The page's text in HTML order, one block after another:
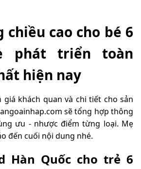
chiều cao cho bé 6
phát triển toàn
hiện nay
khách quan và chi tiết cho sản
sẽ tổng hợp thông
ưu - nhược điểm từng loại. Mẹ
đến cuối nội dung nhé.
Hàn Quốc cho trẻ 6